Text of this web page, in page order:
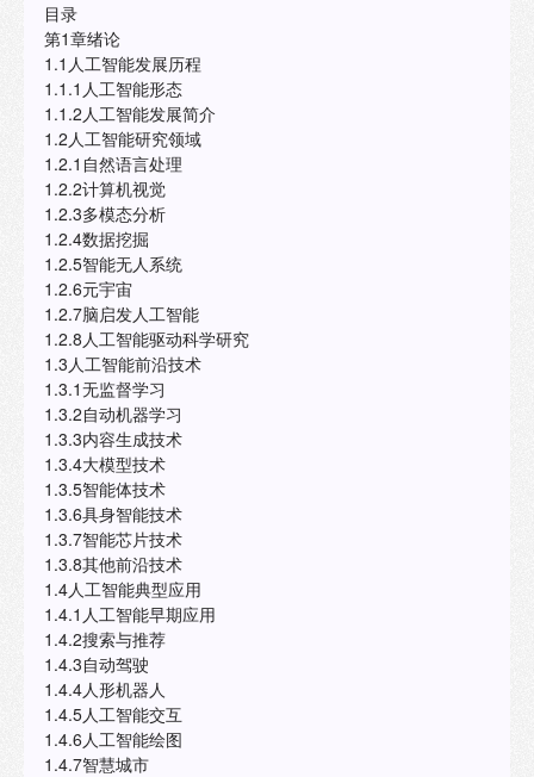
目录
第1章绪论
1.1人工智能发展历程
1.1.1人工智能形态
1.1.2人工智能发展简介
1.2人工智能研究领域
1.2.1自然语言处理
1.2.2计算机视觉
1.2.3多模态分析
1.2.4数据挖掘
1.2.5智能无人系统
1.2.6元宇宙
1.2.7脑启发人工智能
1.2.8人工智能驱动科学研究
1.3人工智能前沿技术
1.3.1无监督学习
1.3.2自动机器学习
1.3.3内容生成技术
1.3.4大模型技术
1.3.5智能体技术
1.3.6具身智能技术
1.3.7智能芯片技术
1.3.8其他前沿技术
1.4人工智能典型应用
1.4.1人工智能早期应用
1.4.2搜索与推荐
1.4.3自动驾驶
1.4.4人形机器人
1.4.5人工智能交互
1.4.6人工智能绘图
1.4.7智慧城市